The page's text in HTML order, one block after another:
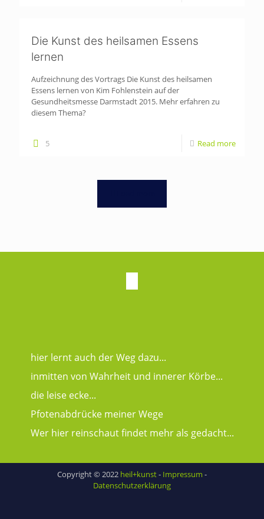
Die Kunst des heilsamen Essens
lernen
Aufzeichnung des Vortrags Die Kunst des heilsamen
Essens lernen von Kim Fohlenstein auf der
Gesundheitsmesse Darmstadt 2015. Mehr erfahren zu
diesem Thema?
5 Read more
hier lernt auch der Weg dazu...
inmitten von Wahrheit und innerer Körbe...
die leise ecke...
Pfotenabdrücke meiner Wege
Wer hier reinschaut findet mehr als gedacht...
Copyright © 2022 heil+kunst- Impressum -
Datenschutzerklärung